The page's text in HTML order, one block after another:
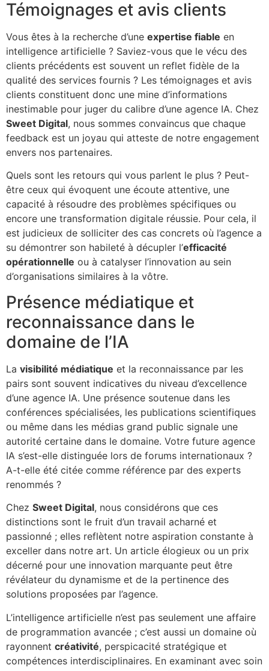
Témoignages et avis clients
Vous êtes à la recherche d’une expertise fiable en
intelligence artificielle ? Saviez-vous que le vécu des
clients précédents est souvent un reflet fidèle de la
qualité des services fournis ? Les témoignages et avis
clients constituent donc une mine d’informations
inestimable pour juger du calibre d’une agence IA. Chez
Sweet Digital, nous sommes convaincus que chaque
feedback est un joyau qui atteste de notre engagement
envers nos partenaires.
Quels sont les retours qui vous parlent le plus ? Peut-
être ceux qui évoquent une écoute attentive, une
capacité à résoudre des problèmes spécifiques ou
encore une transformation digitale réussie. Pour cela, il
est judicieux de solliciter des cas concrets où l’agence a
su démontrer son habileté à décupler l’efficacité
opérationnelle ou à catalyser l’innovation au sein
d’organisations similaires à la vôtre.
Présence médiatique et
reconnaissance dans le
domaine de l’IA
La visibilité médiatique et la reconnaissance par les
pairs sont souvent indicatives du niveau d’excellence
d’une agence IA. Une présence soutenue dans les
conférences spécialisées, les publications scientifiques
ou même dans les médias grand public signale une
autorité certaine dans le domaine. Votre future agence
IA s’est-elle distinguée lors de forums internationaux ?
A-t-elle été citée comme référence par des experts
renommés ?
Chez Sweet Digital, nous considérons que ces
distinctions sont le fruit d’un travail acharné et
passionné ; elles reflètent notre aspiration constante à
exceller dans notre art. Un article élogieux ou un prix
décerné pour une innovation marquante peut être
révélateur du dynamisme et de la pertinence des
solutions proposées par l’agence.
L’intelligence artificielle n’est pas seulement une affaire
de programmation avancée ; c’est aussi un domaine où
rayonnent créativité, perspicacité stratégique et
compétences interdisciplinaires. En examinant avec soin